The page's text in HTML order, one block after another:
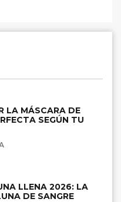
LA MÁSCARA DE
SEGÚN TU
LLENA 2026: LA
DE SANGRE